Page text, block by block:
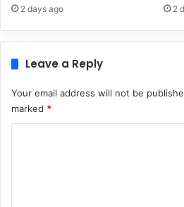
2 days ago 2
Leave a Reply
Your email address will not be
marked *